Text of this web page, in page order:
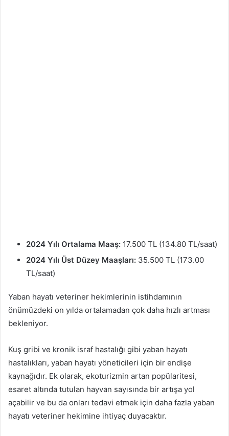
2024 Yılı Ortalama Maaş: 17.500 TL (134.80 TL/saat)
2024 Yılı Üst Düzey Maaşları: 35.500 TL (173.00
TL/saat)
Yaban hayatı veteriner hekimlerinin istihdamının
önümüzdeki on yılda ortalamadan çok daha hızlı artması
bekleniyor.
Kuş gribi ve kronik israf hastalığı gibi yaban hayatı
hastalıkları, yaban hayatı yöneticileri için bir endişe
kaynağıdır. Ek olarak, ekoturizmin artan popülaritesi,
esaret altında tutulan hayvan sayısında bir artışa yol
açabilir ve bu da onları tedavi etmek için daha fazla yaban
hayatı veteriner hekimine ihtiyaç duyacaktır.